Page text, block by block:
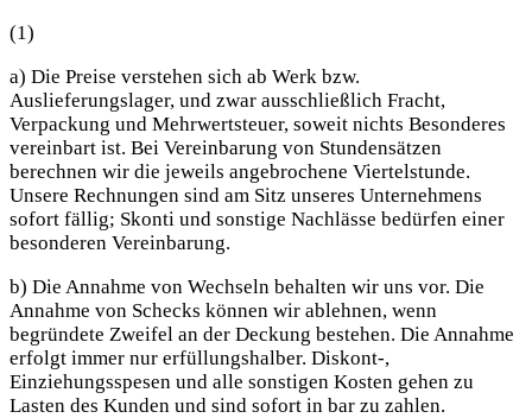
(1)
a) Die Preise verstehen sich ab Werk bzw.
Auslieferungslager, und zwar ausschließlich Fracht,
Verpackung und Mehrwertsteuer, soweit nichts Besonderes
vereinbart ist. Bei Vereinbarung von Stundensätzen
berechnen wir die jeweils angebrochene Viertelstunde.
Unsere Rechnungen sind am Sitz unseres Unternehmens
sofort fällig; Skonti und sonstige Nachlässe bedürfen einer
besonderen Vereinbarung.
b) Die Annahme von Wechseln behalten wir uns vor. Die
Annahme von Schecks können wir ablehnen, wenn
begründete Zweifel an der Deckung bestehen. Die Annahme
erfolgt immer nur erfüllungshalber. Diskont-,
Einziehungsspesen und alle sonstigen Kosten gehen zu
Lasten des Kunden und sind sofort in bar zu zahlen.